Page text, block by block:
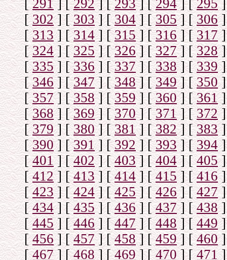
[ 291] [292] [293] [294] [295]
[302] [303] [304] [305] [306]
[313] [314] [315] [316] [ 317]
[324] [325] [326] [327] [328]
[335] [336] [337] [338] [339]
[346] [347] [348] [349] [350]
[357] [358] [359] [360] [361]
[368] [369] [370] [371] [ 372]
[379] [380] [381] [382] [383]
[390] [391] [392] [393] [394]
[401] [402] [403] [404] [405]
[412] [413] [414] [415] [416]
[423] [424] [425] [426] [427]
[434] [435] [ 436] [437] [438]
[445] [446] [447] [448] [449]
[456] [457] [458] [459] [460]
[467] [468] [469] [470] [471]